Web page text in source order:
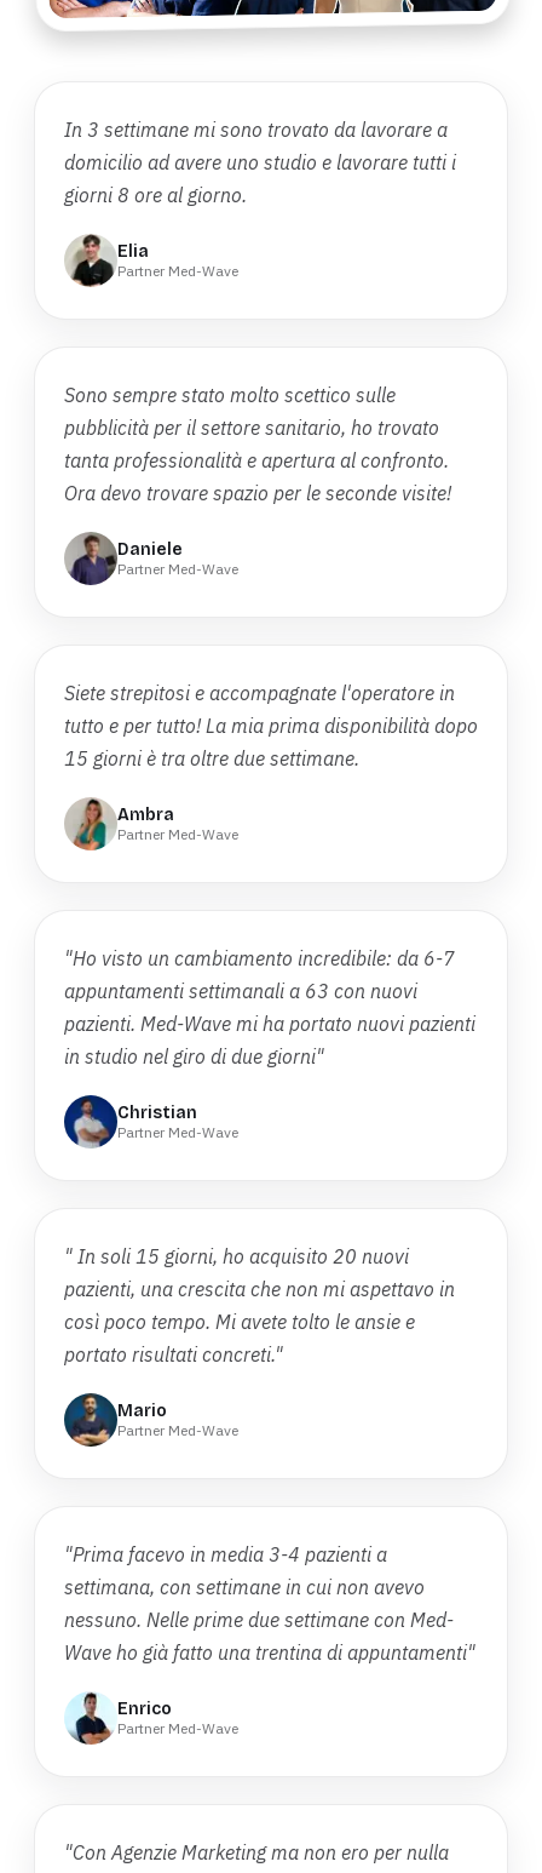
In 3 settimane mi sono trovato da lavorare a
domicilio ad avere uno studio e lavorare tutti i
giorni 8 ore al giorno.
Elia
Partner Med-Wave
Sono sempre stato molto scettico sulle
pubblicità per il settore sanitario, ho trovato
tanta professionalità e apertura al confronto.
Ora devo trovare spazio per le seconde visite!
Daniele
Partner Med-Wave
Siete strepitosi e accompagnate l'operatore in
tutto e per tutto! La mia prima disponibilità dopo
15 giorni è tra oltre due settimane.
Ambra
Partner Med-Wave
"Ho visto un cambiamento incredibile: da 6-7
appuntamenti settimanali a 63 con nuovi
pazienti. Med-Wave mi ha portato nuovi pazienti
in studio nel giro di due giorni"
Christian
Partner Med-Wave
" In soli 15 giorni, ho acquisito 20 nuovi
pazienti, una crescita che non mi aspettavo in
così poco tempo. Mi avete tolto le ansie e
portato risultati concreti."
Mario
Partner Med-Wave
"Prima facevo in media 3-4 pazienti a
settimana, con settimane in cui non avevo
nessuno. Nelle prime due settimane con Med-
Wave ho già fatto una trentina di appuntamenti"
Enrico
Partner Med-Wave
"Con Agenzie Marketing ma non ero per nulla